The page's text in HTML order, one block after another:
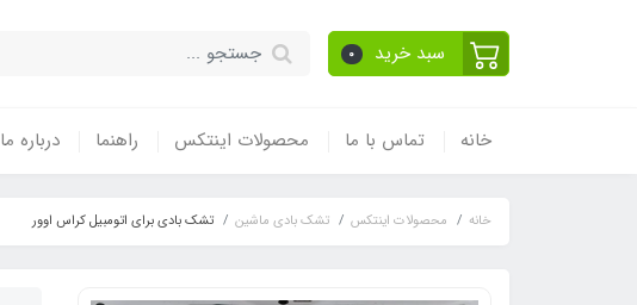
سبد خرید 0
خانه تماس با ما محصولات اینتکس راهنما درباره ما
خانه محصولات اینتکس تشک بادی ماشین تشک بادی برای اتومبیل کراس اوور